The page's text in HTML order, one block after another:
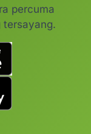
percuma
tersayang.